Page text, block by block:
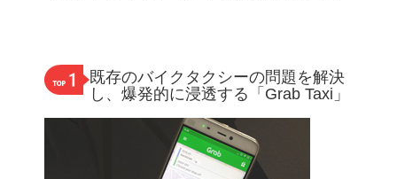
既存のバイクタクシーの問題を解決
し、爆発的に浸透する「Grab Taxi」